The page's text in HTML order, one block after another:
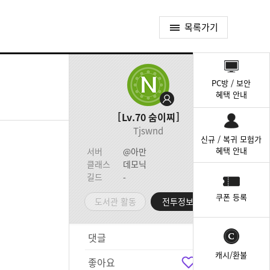
목록가기
Lv.70숨이찌
Tjswnd
서버
@아만
클래스
데모닉
길드
-
도서관 활동 전투정보실
댓글
좋아요
PC방 / 보안
혜택 안내
신규 / 복귀 모험가
혜택 안내
쿠폰 등록
캐시/환불